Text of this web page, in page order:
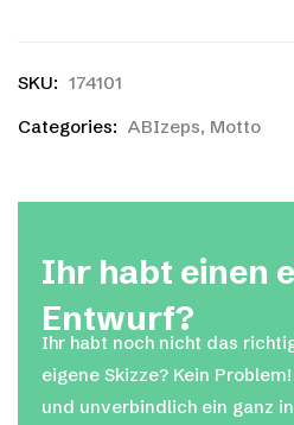
SKU: 174101
Categories: ABIzeps, Motto
Ihr habt einen
Entwurf?
Ihr habt noch nicht das
eigene Skizze? Kein
und unverbindlich ein ganz